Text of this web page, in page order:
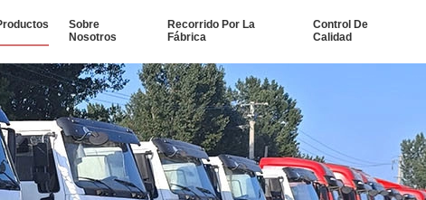
Sobre
Nosotros
Recorrido Por La
Fábrica
Control De
Calidad